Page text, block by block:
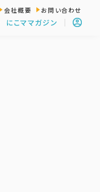
会社概要 お問い合わせ
にこママガジン